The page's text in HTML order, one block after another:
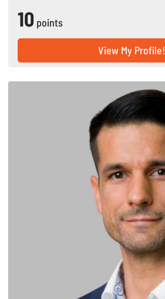
10 points
View My Profile!